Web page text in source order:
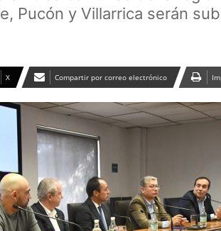
Pucón y Villarrica serán
X Compartir por correo electrónico